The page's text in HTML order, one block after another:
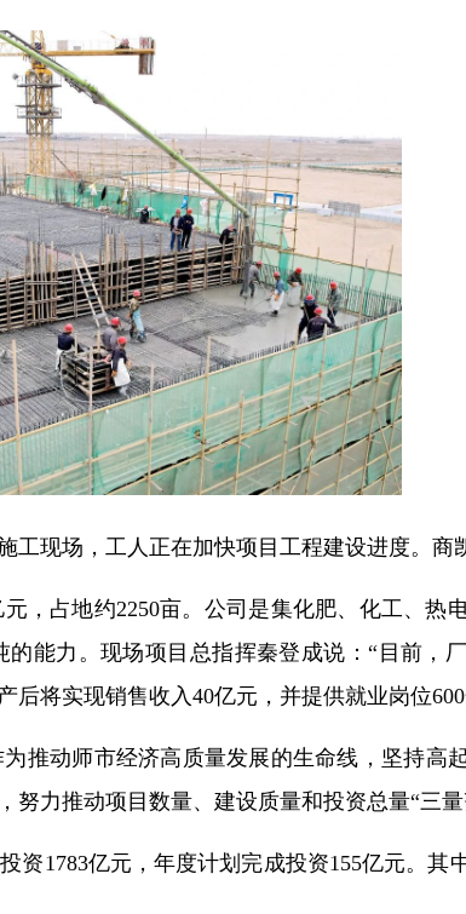
工现场，工人正在加快项目工程建设进度。商
，占地约2250亩。公司是集化肥、化工、热
能力。现场项目总指挥秦登成说：“目前，
将实现销售收入40亿元，并提供就业岗位
推动师市经济高质量发展的生命线，坚持高
力推动项目数量、建设质量和投资总量“三量
资1783亿元，年度计划完成投资155亿元。其